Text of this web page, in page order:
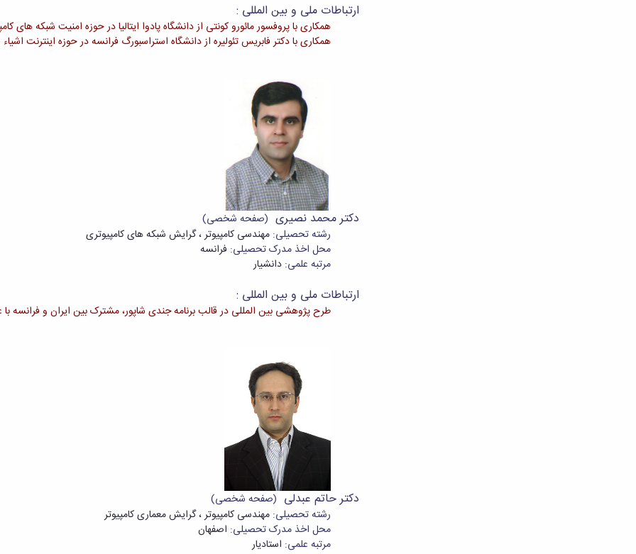
ارتباطات ملی و بین المللی :
همکاری با پروفسور مائورو کونتی از دانشگاه پادوا ایتالیا در حوزه امنیت شبکه های
همکاری با دکتر فابریس تئولیره از دانشگاه استراسبورگ فرانسه در حوزه اینترنت
دکتر محمد نصیری (صفحه شخصی)
رشته تحصیلی: مهندسی کامپیوتر ، گرایش شبکه های کامپیوتری
محل اخذ مدرک تحصیلی: فرانسه
مرتبه علمی: دانشیار
ارتباطات ملی و بین المللی :
طرح پژوهشی بین المللی در قالب برنامه جندی شاپور، مشترک بین ایران و فرانسه
دکتر حاتم عبدلی (صفحه شخصی)
رشته تحصیلی: مهندسی کامپیوتر ، گرایش معماری کامپیوتر
محل اخذ مدرک تحصیلی: اصفهان
مرتبه علمی: استادیار